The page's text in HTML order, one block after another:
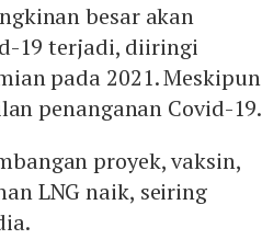
besar akan
19 terjadi, diiringi
pada 2021. Meskipun
penanganan Covid-19.
proyek, vaksin,
LNG naik, seiring